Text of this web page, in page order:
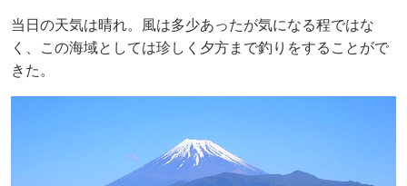
当日の天気は晴れ。風は多少あったが気になる程ではな
く、この海域としては珍しく夕方まで釣りをすることがで
きた。